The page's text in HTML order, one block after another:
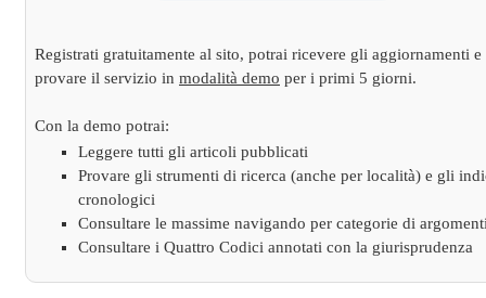
Registrati gratuitamente al sito, potrai ricevere gli aggiornamenti e
provare il servizio in modalità demo per i primi 5 giorni.
Con la demo potrai:
Leggere tutti gli articoli pubblicati
Provare gli strumenti di ricerca (anche per località) e gli
cronologici
Consultare le massime navigando per categorie di
Consultare i Quattro Codici annotati con la giurisprudenza